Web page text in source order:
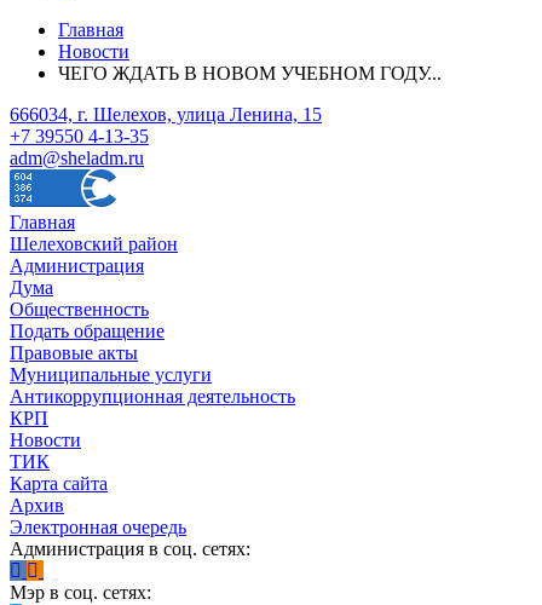
Главная
Новости
ЧЕГО ЖДАТЬ В НОВОМ УЧЕБНОМ ГОДУ...
666034, г. Шелехов, улица Ленина, 15
+7 39550 4-13-35
adm@sheladm.ru
Главная
Шелеховский район
Администрация
Дума
Общественность
Подать обращение
Правовые акты
Муниципальные услуги
Антикоррупционная деятельность
КРП
Новости
ТИК
Карта сайта
Архив
Электронная очередь
Администрация в соц. сетях:
Мэр в соц. сетях: